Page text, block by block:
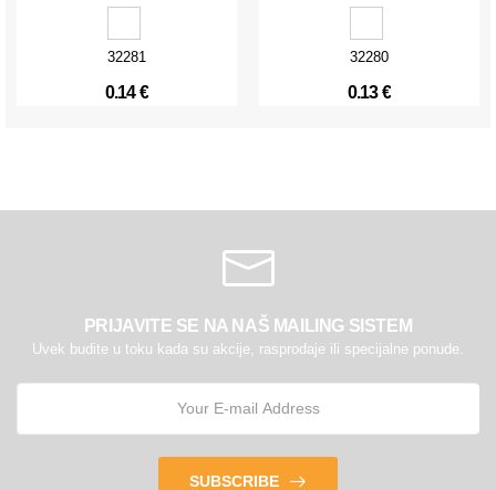
32281
0.14 €
32280
0.13 €
PRIJAVITE SE NA NAŠ MAILING SISTEM
Uvek budite u toku kada su akcije, rasprodaje ili specijalne ponude.
SUBSCRIBE